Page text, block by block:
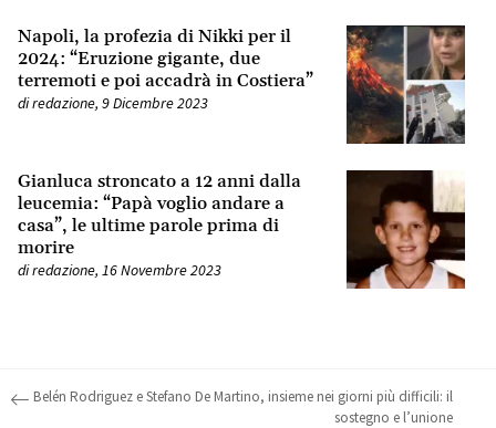
Napoli, la profezia di Nikki per il
2024: “Eruzione gigante, due
terremoti e poi accadrà in Costiera”
diredazione, 9 Dicembre 2023
Gianluca stroncato a 12 anni dalla
leucemia: “Papà voglio andare a
casa”, le ultime parole prima di
morire
diredazione, 16 Novembre 2023
Post navigation
Belén Rodriguez e Stefano De Martino, insieme nei giorni più difficili: il
sostegno e l’unione